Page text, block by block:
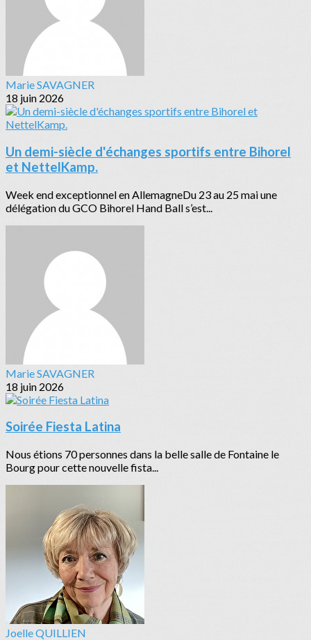
Marie SAVAGNER
18 juin 2026
Un demi-siècle d'échanges sportifs entre Bihorel
et NettelKamp.
Week end exceptionnel en AllemagneDu 23 au 25 mai une
délégation du GCO Bihorel Hand Ball s’est...
Marie SAVAGNER
18 juin 2026
Soirée Fiesta Latina
Nous étions 70 personnes dans la belle salle de Fontaine le
Bourg pour cette nouvelle fista...
Joelle QUILLIEN